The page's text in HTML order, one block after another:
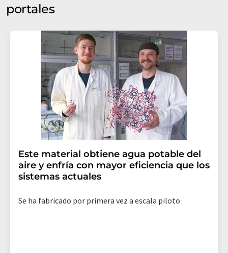
portales
Este material obtiene agua potable del
aire y enfría con mayor eficiencia que los
sistemas actuales
Se ha fabricado por primera vez a escala piloto